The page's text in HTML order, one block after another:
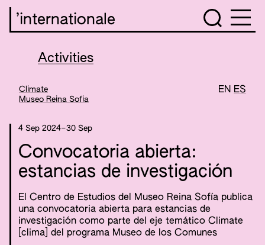
’internationale
Activities
Climate
Museo Reina Sofia
EN ES
4 Sep 2024–30 Sep
Convocatoria abierta:
estancias de investigación
El Centro de Estudios del Museo Reina Sofía publica
una convocatoria abierta para estancias de
investigación como parte del eje temático Climate
[clima] del programa Museo de los Comunes